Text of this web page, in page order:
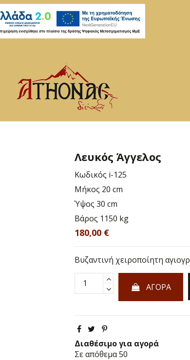
Λευκός Άγγελος
Κωδικός i-125
Μήκος 20 cm
Ύψος 30 cm
Βάρος 1150 kg
180,00 €
Βυζαντινή χειροποίητη
ΑΓΟΡΑ
Διαθέσιμο για αγορά
Σε απόθεμα50